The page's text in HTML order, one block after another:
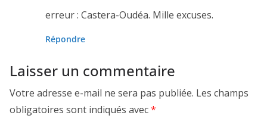
erreur : Castera-Oudéa. Mille excuses.
Répondre
Laisser un commentaire
Votre adresse e-mail ne sera pas publiée. Les champs
obligatoires sont indiqués avec*